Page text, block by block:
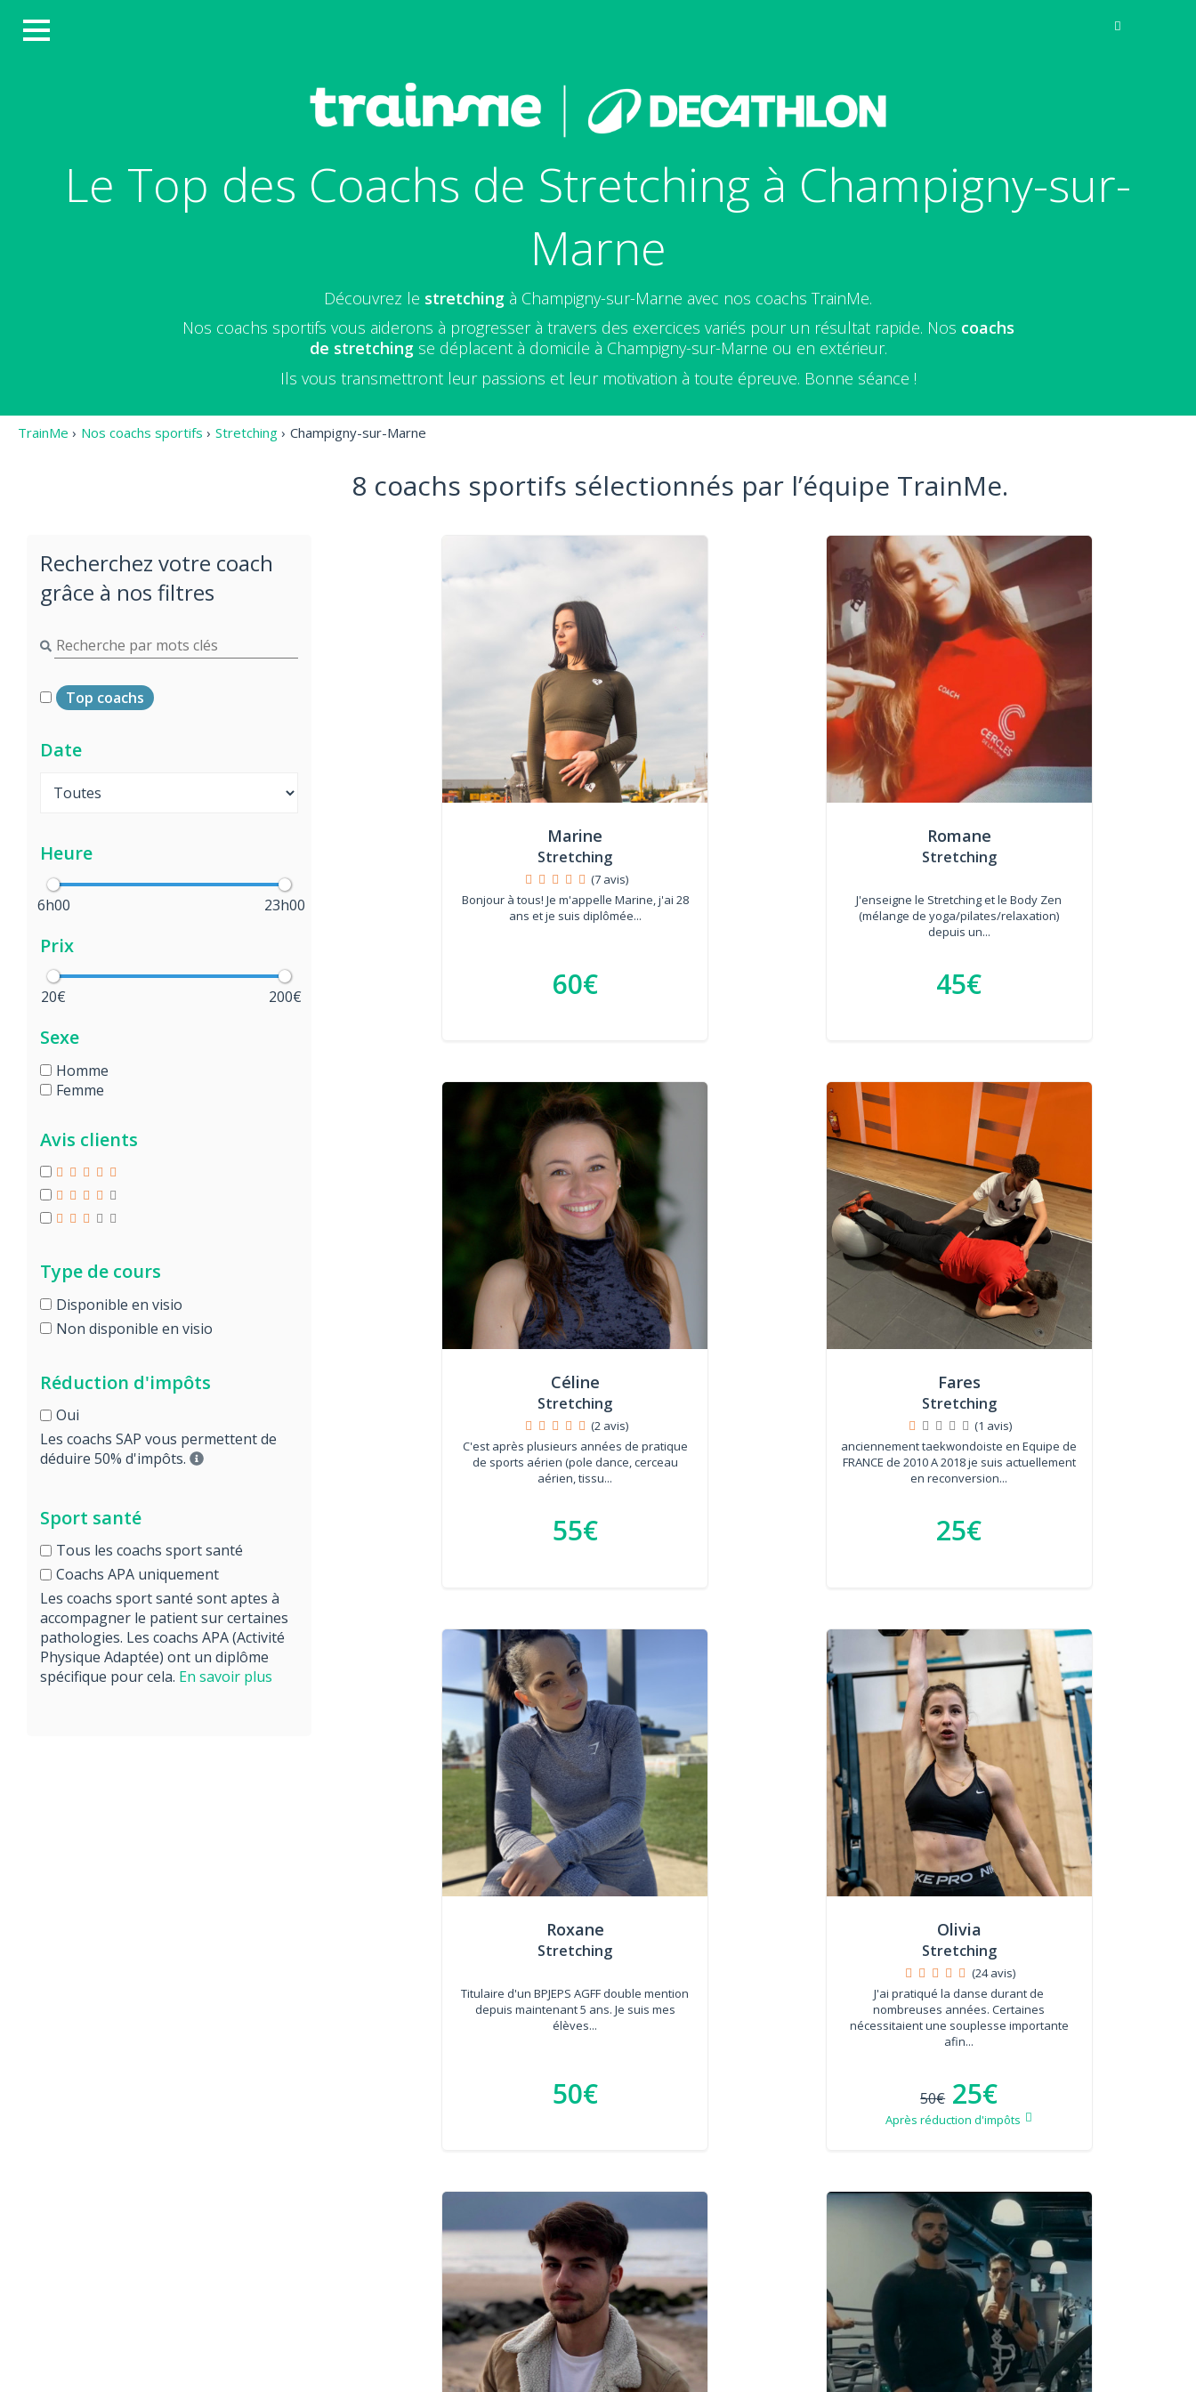
Le Top des Coachs de Stretching à Champigny-sur-
Marne
Découvrez le stretching à Champigny-sur-Marne avec nos coachs TrainMe.
Nos coachs sportifs vous aiderons à progresser à travers des exercices variés pour un résultat rapide. Nos coachs
de stretchingse déplacent à domicile à Champigny-sur-Marne ou en extérieur.
Ils vous transmettront leur passions et leur motivation à toute épreuve. Bonne séance !
TrainMe › Nos coachs sportifs › Stretching › Champigny-sur-Marne
Recherchez votre coach
grâce à nos filtres
Top coachs
Date
Heure
6h00 23h00
Prix
20€ 200€
Sexe
Homme
Femme
Avis clients
Type de cours
Disponible en visio
Non disponible en visio
Réduction d'impôts
Oui
Les coachs SAP vous permettent de
déduire 50% d'impôts.
Sport santé
Tous les coachs sport santé
Coachs APA uniquement
Les coachs sport santé sont aptes à
accompagner le patient sur certaines
pathologies. Les coachs APA (Activité
Physique Adaptée) ont un diplôme
spécifique pour cela. En savoir plus
8 coachs sportifs sélectionnés par l’équipe TrainMe.
Marine
Stretching
(7 avis)
Bonjour à tous! Je m'appelle Marine, j'ai 28
ans et je suis diplômée...
60€
Romane
Stretching
J'enseigne le Stretching et le Body Zen
(mélange de yoga/pilates/relaxation)
depuis un...
45€
Céline
Stretching
(2 avis)
C'est après plusieurs années de pratique
de sports aérien (pole dance, cerceau
aérien, tissu...
55€
Fares
Stretching
(1 avis)
anciennement taekwondoiste en Equipe de
FRANCE de 2010 A 2018 je suis actuellement
en reconversion...
25€
Roxane
Stretching
Titulaire d'un BPJEPS AGFF double mention
depuis maintenant 5 ans. Je suis mes
élèves...
50€
Olivia
Stretching
(24 avis)
J'ai pratiqué la danse durant de
nombreuses années. Certaines
nécessitaient une souplesse importante
afin...
50€ 25€
Après réduction d'impôts